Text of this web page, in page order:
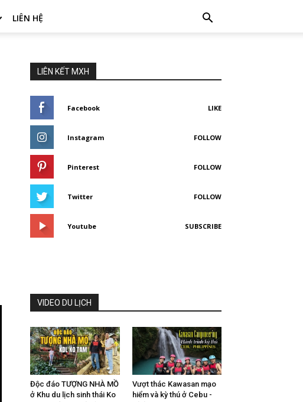
LIÊN HỆ
LIÊN KẾT MXH
Facebook LIKE
Instagram FOLLOW
Pinterest FOLLOW
Twitter FOLLOW
Youtube SUBSCRIBE
VIDEO DU LỊCH
Độc đáo TƯỢNG NHÀ MỒ
ở Khu du lịch sinh thái Ko
Vượt thác Kawasan mạo
hiểm và kỳ thú ở Cebu -